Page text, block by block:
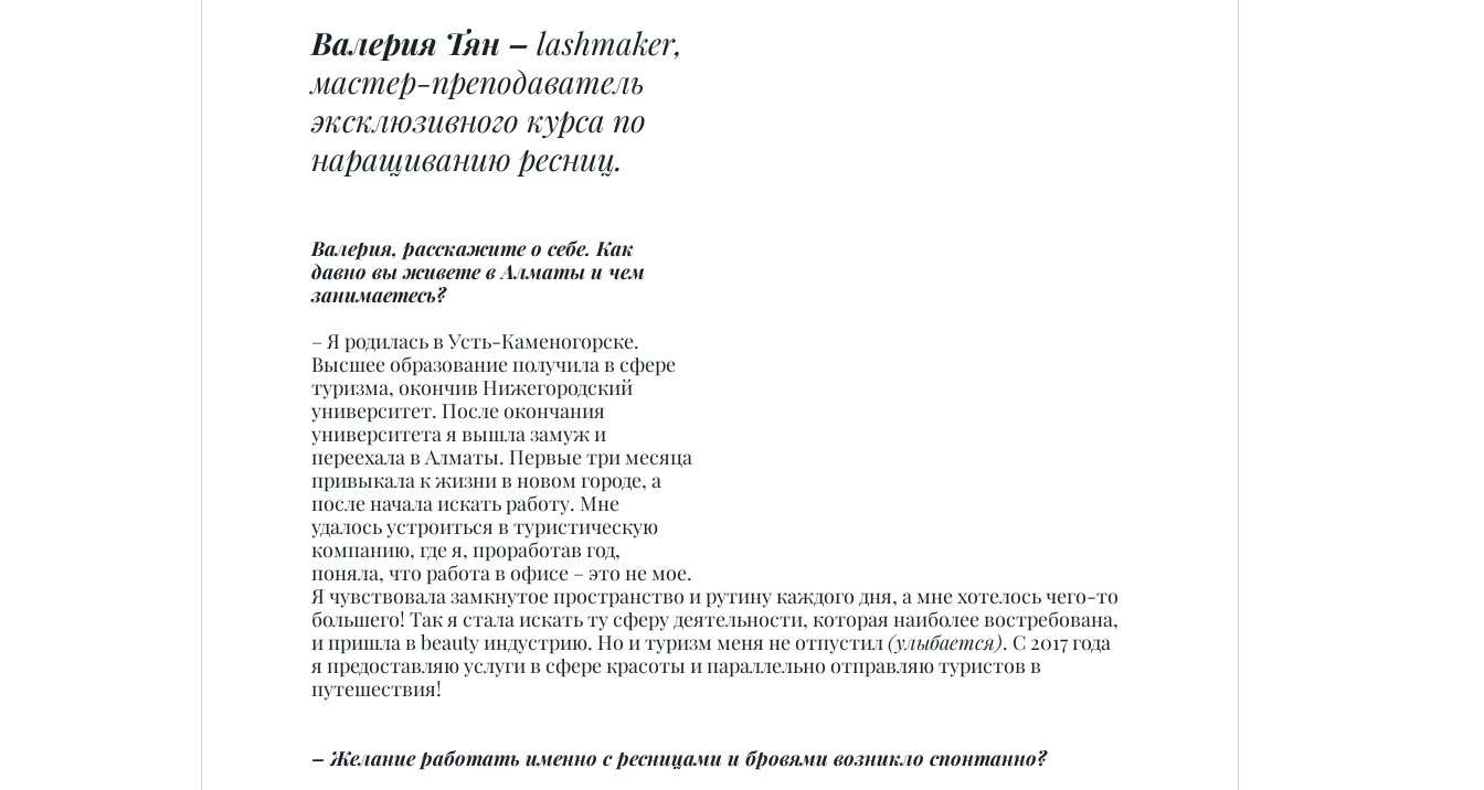
Валерия Тян – lashmaker,
мастер-преподаватель
эксклюзивного курса по
наращиванию ресниц.
Валерия, расскажите о себе. Как
давно вы живете в Алматы и чем
занимаетесь?
– Я родилась в Усть-Каменогорске.
Высшее образование получила в сфере
туризма, окончив Нижегородский
университет. После окончания
университета я вышла замуж и
переехала в Алматы. Первые три месяца
привыкала к жизни в новом городе, а
после начала искать работу. Мне
удалось устроиться в туристическую
компанию, где я, проработав год,
поняла, что работа в офисе – это не мое.
Я чувствовала замкнутое пространство и рутину каждого дня, а мне хотелось чего-то
большего! Так я стала искать ту сферу деятельности, которая наиболее востребована,
и пришла в beauty индустрию. Но и туризм меня не отпустил (улыбается). С 2017 года
я предоставляю услуги в сфере красоты и параллельно отправляю туристов в
путешествия!
– Желание работать именно с ресницами и бровями возникло спонтанно?